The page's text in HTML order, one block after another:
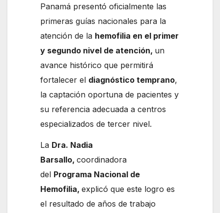
Panamá presentó oficialmente las
primeras guías nacionales para la
atención de la hemofilia en el primer
y segundo nivel de atención, un
avance histórico que permitirá
fortalecer el diagnóstico temprano,
la captación oportuna de pacientes y
su referencia adecuada a centros
especializados de tercer nivel.
La Dra. Nadia
Barsallo,coordinadora
del Programa Nacional de
Hemofilia,explicó que este logro es
el resultado de años de trabajo